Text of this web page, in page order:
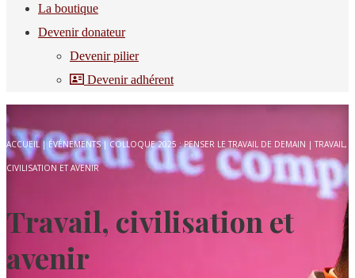
La boutique
Devenir donateur
Devenir pilier
Devenir adhérent
ACCUEIL| ÉVÉNEMENTS|COLLOQUE 2025 : PENSER LE TRAVAIL DE DEMAIN | TRAVAIL,
CIVILISATION ET AVENIR
Travail, civilisation et
avenir